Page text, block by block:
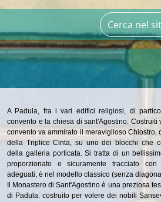
A Padula, fra i vari edifici religiosi, di
convento e la chiesa di sant'Agostino. Costruiti
convento va ammirato il meraviglioso Chiostro,
della Triplice Cinta, su uno dei blocchi che
della galleria porticata. Si tratta di un
proporzionato e sicuramente tracciato
adeguati; è nel modello classico (senza
Il Monastero di Sant'Agostino è una preziosa
di Padula: costruito per volere dei nobili